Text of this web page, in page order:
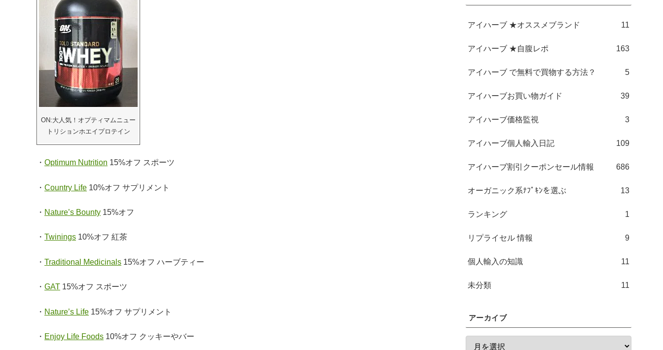
ON:大人気！オプティマムニュー
トリションホエイプロテイン
・ Optimum Nutrition 15%オフ スポーツ
・ Country Life 10%オフ サプリメント
・ Nature’s Bounty 15%オフ
・ Twinings 10%オフ 紅茶
・ Traditional Medicinals 15%オフ ハーブティー
・ GAT 15%オフ スポーツ
・ Nature’s Life 15%オフ サプリメント
・ Enjoy Life Foods 10%オフ クッキーやバー
アイハーブ ★オススメブランド 11
アイハーブ ★自腹レポ 163
アイハーブ で無料で買物する方法？ 5
アイハーブお買い物ガイド 39
アイハーブ価格監視 3
アイハーブ個人輸入日記 109
アイハーブ割引クーポンセール情報 686
オーガニック系ﾅﾌﾟｷﾝを選ぶ 13
ランキング 1
リプライセル 情報 9
個人輸入の知識 11
未分類 11
アーカイブ